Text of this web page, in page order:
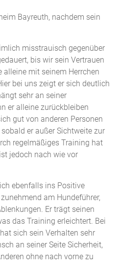
Bayreuth, nachdem sein
misstrauisch gegenüber
bis wir sein Vertrauen
alleine mit seinem Herrchen
bei uns zeigt er sich deutlich
sehr an seiner
er alleine zurückbleiben
gut von anderen Personen
er außer Sichtweite zur
regelmäßiges Training hat
jedoch nach wie vor
ebenfalls ins Positive
am Hundeführer,
Er trägt seinen
das Training erleichtert. Bei
sich sein Verhalten sehr
an seiner Seite Sicherheit,
ohne nach vorne zu